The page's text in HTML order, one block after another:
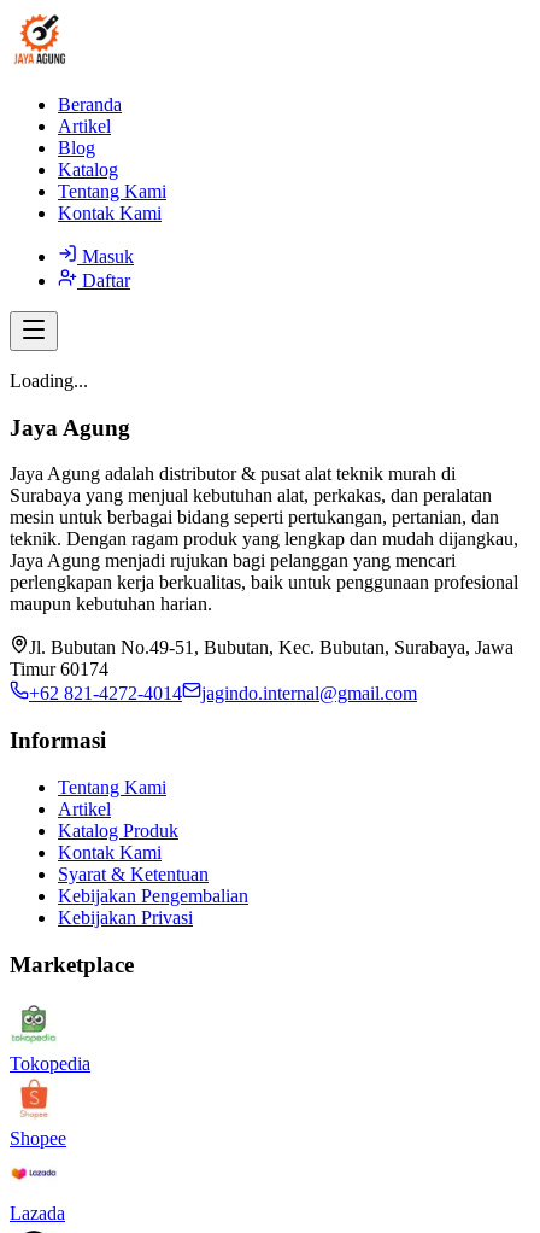
Beranda
Artikel
Blog
Katalog
Tentang Kami
Kontak Kami
Masuk
Daftar
Loading...
Jaya Agung
Jaya Agung adalah distributor & pusat alat teknik murah di
Surabaya yang menjual kebutuhan alat, perkakas, dan peralatan
mesin untuk berbagai bidang seperti pertukangan, pertanian, dan
teknik. Dengan ragam produk yang lengkap dan mudah dijangkau,
Jaya Agung menjadi rujukan bagi pelanggan yang mencari
perlengkapan kerja berkualitas, baik untuk penggunaan profesional
maupun kebutuhan harian.
Jl. Bubutan No.49-51, Bubutan, Kec. Bubutan, Surabaya, Jawa
Timur 60174
+62 821-4272-4014
jagindo.internal@gmail.com
Informasi
Tentang Kami
Artikel
Katalog Produk
Kontak Kami
Syarat & Ketentuan
Kebijakan Pengembalian
Kebijakan Privasi
Marketplace
Tokopedia
Shopee
Lazada